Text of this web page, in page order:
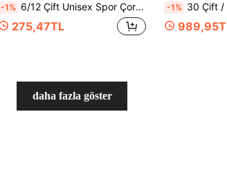
-1% 6/12 Çift Unisex Spor Çorabı, Nefes Alabilen, Nem Emici, Kaymaz, Rahat Bilek Çorabı
275,47TL
-1% 30 Çift / 20 Çift / 15 Çift / 10 Çift / 5 Çift / 3 Çift / 1 Çift Kadın Babet Çorabı, Görünmez Kısa Çorap, Beyaz
daha fazla göster